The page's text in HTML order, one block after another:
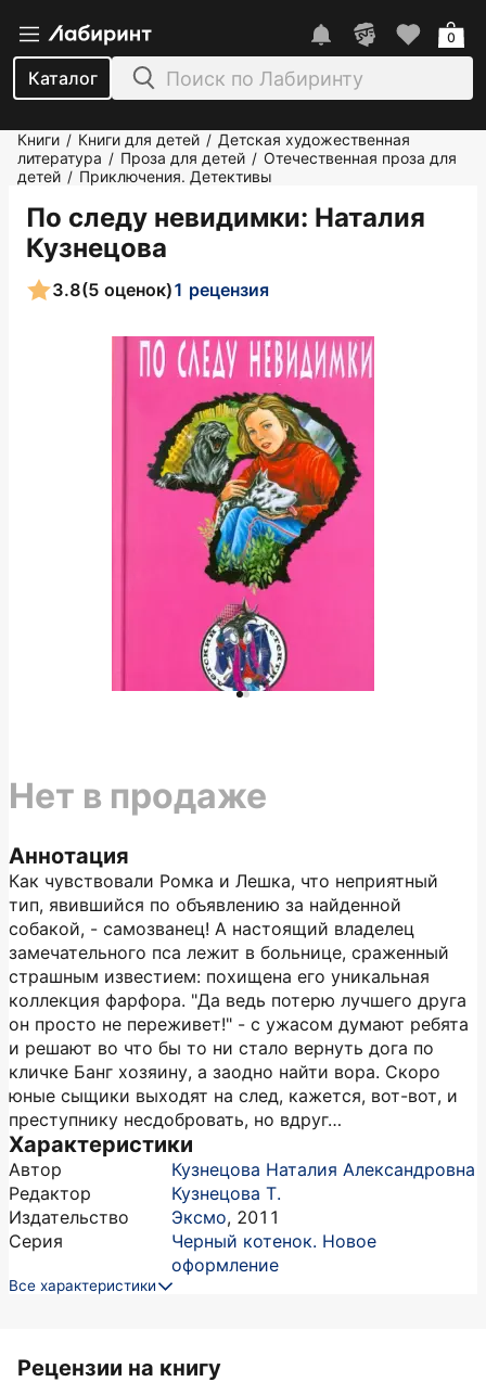
Каталог
0
Книги / Книги для детей / Детская художественная
литература / Проза для детей / Отечественная проза для
детей / Приключения. Детективы
По следу невидимки: Наталия
Кузнецова
3.8(5 оценок)1 рецензия
Аннотация
Как чувствовали Ромка и Лешка, что неприятный
тип, явившийся по объявлению за найденной
собакой, - самозванец! А настоящий владелец
замечательного пса лежит в больнице, сраженный
страшным известием: похищена его уникальная
коллекция фарфора. "Да ведь потерю лучшего друга
он просто не переживет!" - с ужасом думают ребята
и решают во что бы то ни стало вернуть дога по
кличке Банг хозяину, а заодно найти вора. Скоро
юные сыщики выходят на след, кажется, вот-вот, и
преступнику несдобровать, но вдруг…
Характеристики
Автор
Кузнецова Наталия Александровна
Редактор
Кузнецова Т.
Издательство
Эксмо, 2011
Серия
Черный котенок. Новое
оформление
Все характеристики
Нет в продаже
Рецензии на книгу